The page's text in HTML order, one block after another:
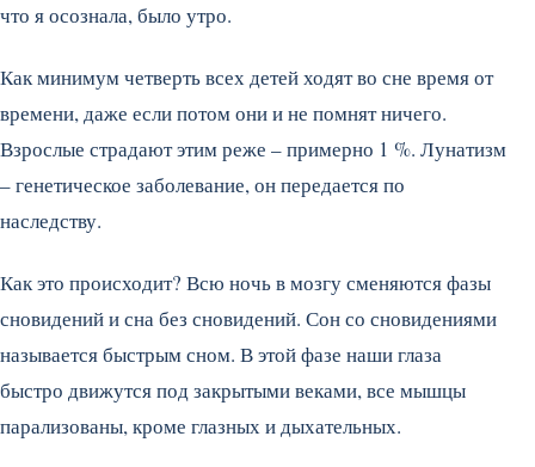
что я осознала, было утро.
Как минимум четверть всех детей ходят во сне время от
времени, даже если потом они и не помнят ничего.
Взрослые страдают этим реже – примерно 1 %. Лунатизм
– генетическое заболевание, он передается по
наследству.
Как это происходит? Всю ночь в мозгу сменяются фазы
сновидений и сна без сновидений. Сон со сновидениями
называется быстрым сном. В этой фазе наши глаза
быстро движутся под закрытыми веками, все мышцы
парализованы, кроме глазных и дыхательных.